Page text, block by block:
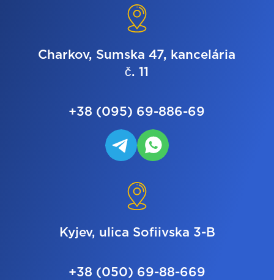
Charkov, Sumska 47, kancelária
č. 11
+38 (095) 69-886-69
Kyjev, ulica Sofiivska 3-B
+38 (050) 69-88-669